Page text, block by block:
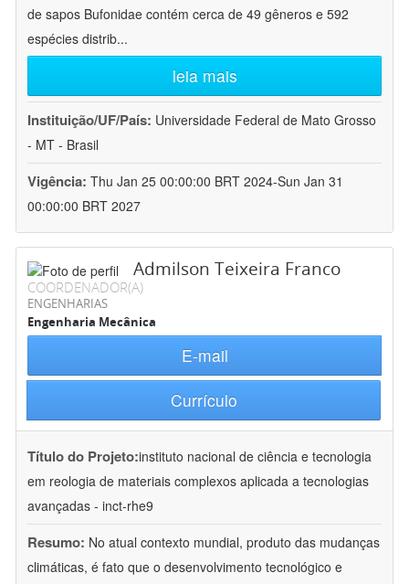
de sapos Bufonidae contém cerca de 49 gêneros e 592
espécies distrib...
leia mais
Instituição/UF/País: Universidade Federal de Mato Grosso
- MT - Brasil
Vigência: Thu Jan 25 00:00:00 BRT 2024-Sun Jan 31
00:00:00 BRT 2027
Admilson Teixeira Franco
COORDENADOR(A)
ENGENHARIAS
Engenharia Mecânica
E-mail
Currículo
Título do Projeto:instituto nacional de ciência e tecnologia
em reologia de materiais complexos aplicada a tecnologias
avançadas - inct-rhe9
Resumo: No atual contexto mundial, produto das mudanças
climáticas, é fato que o desenvolvimento tecnológico e